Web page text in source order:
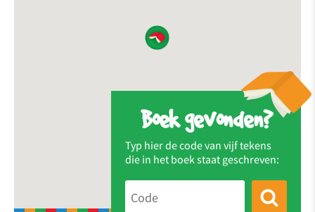
Boek gevonden?
Typ hier de code van vijf tekens
die in het boek staat geschreven: